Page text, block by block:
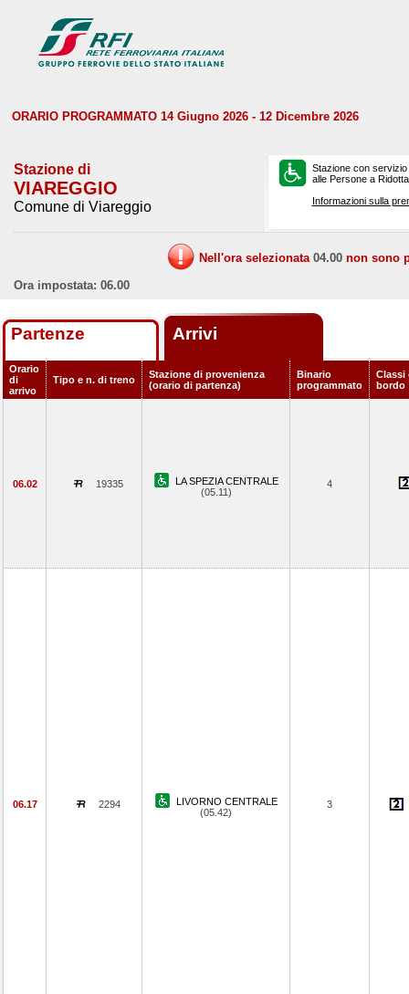
ORARIO PROGRAMMATO 14 Giugno 2026 - 12 Dicembre 2026
Stazione di
VIAREGGIO
Comune di Viareggio
Stazione con
alle Persone a
Informazioni sulla
Nell'ora selezionata 04.00 non sono
Ora impostata: 06.00
Partenze Arrivi
Orario
di
arrivo
Tipo e n. di treno
Stazione di provenienza
(orario di partenza)
Binario
programmato
Classi
bordo
06.02 19335
LA SPEZIA CENTRALE
(05.11)
4
06.17 2294
LIVORNO CENTRALE
(05.42)
3